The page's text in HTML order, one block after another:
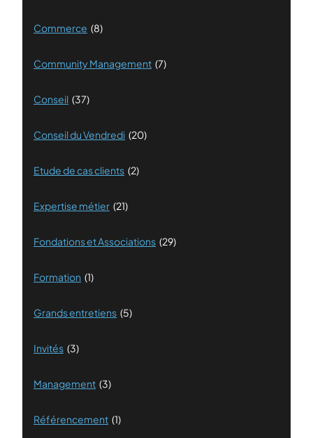
Commerce (8)
Community Management (7)
Conseil (37)
Conseil du Vendredi (20)
Etude de cas clients (2)
Expertise métier (21)
Fondations et Associations (29)
Formation (1)
Grands entretiens (5)
Invités (3)
Management (3)
Référencement (1)